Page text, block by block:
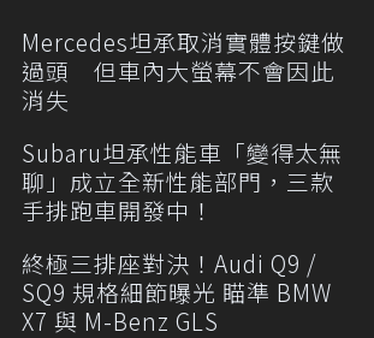
Mercedes坦承取消實體按鍵做
過頭 但車內大螢幕不會因此
消失
Subaru坦承性能車「變得太無
聊」成立全新性能部門，三款
手排跑車開發中！
終極三排座對決！Audi Q9 /
SQ9 規格細節曝光 瞄準 BMW
X7 與 M-Benz GLS